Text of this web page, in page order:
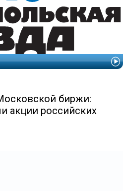
биржи:
акции российских